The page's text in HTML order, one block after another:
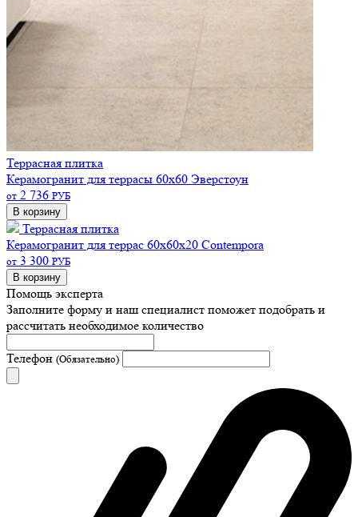
Террасная плитка
Керамогранит для террасы 60х60 Эверстоун
от 2 736 РУБ
В корзину
Террасная плитка
Керамогранит для террас 60х60х20 Contempora
от 3 300 РУБ
В корзину
Помощь эксперта
Заполните форму и наш специалист поможет подобрать и
рассчитать необходимое количество
Телефон (Обязательно)